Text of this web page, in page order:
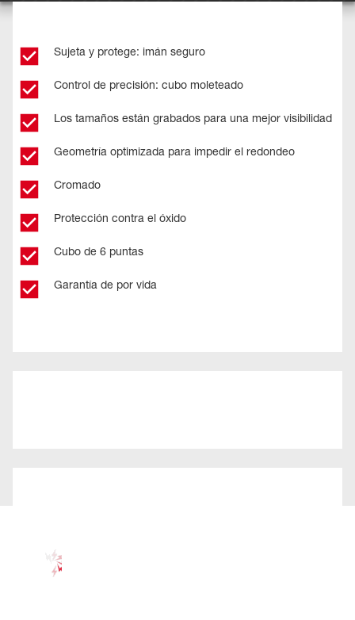
Sujeta y protege: imán seguro
Control de precisión: cubo moleteado
Los tamaños están grabados para una mejor visibilidad
Geometría optimizada para impedir el redondeo
Cromado
Protección contra el óxido
Cubo de 6 puntas
Garantía de por vida